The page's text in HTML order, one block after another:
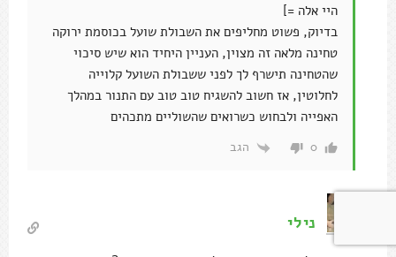
היי אלה =]
בדיוק, פשוט מחליפים את השבולת שועל בכוסמת ירוקה
טחינה מלאה זה מצוין, העניין היחיד הוא שיש סיכוי
שהטחינה תישרף לך לפני ששבולת השועל קלוייה
לחלוטין, אז חשוב להשגיח טוב טוב עם התנור במהלך
האפייה ולבחוש כשרואים שהשוליים מתכהים
0 הגב
נילי